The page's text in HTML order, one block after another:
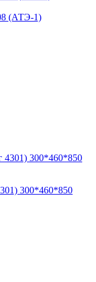
(АТЭ-1)
300*460*850